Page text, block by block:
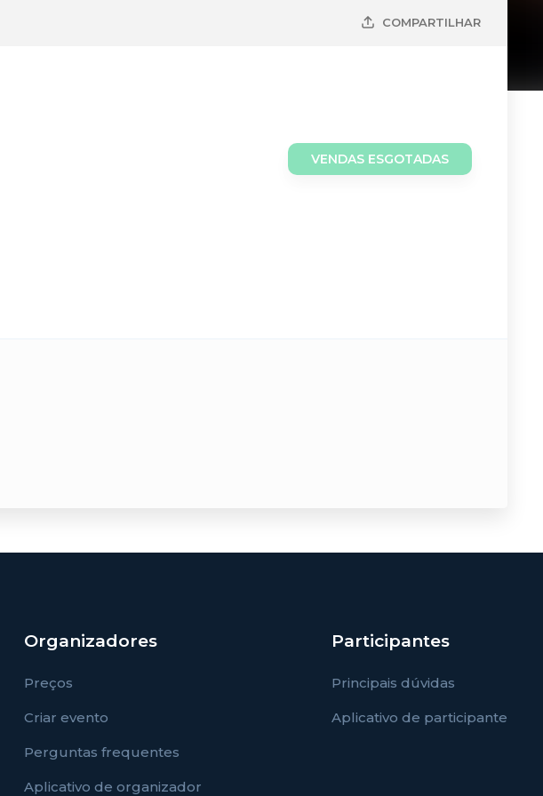
COMPARTILHAR
VENDAS ESGOTADAS
Organizadores
Preços
Criar evento
Perguntas frequentes
Aplicativo de organizador
Participantes
Principais dúvidas
Aplicativo de participante